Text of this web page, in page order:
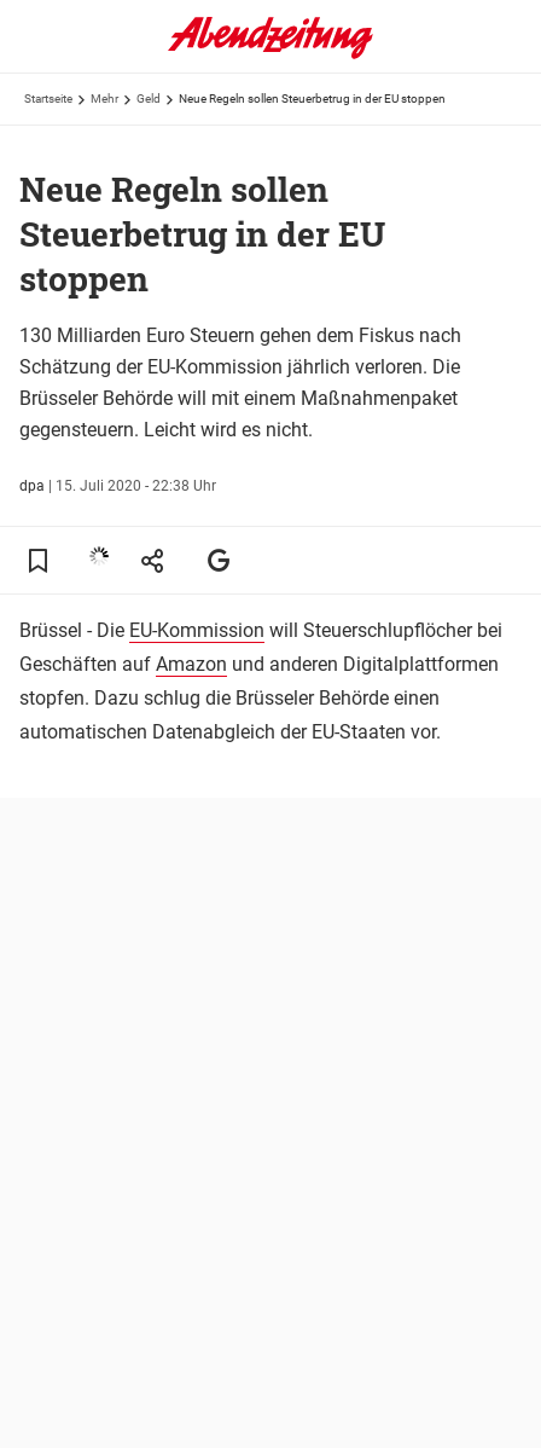
Startseite Mehr Geld Neue Regeln sollen Steuerbetrug in der EU stoppen
Neue Regeln sollen
Steuerbetrug in der EU
stoppen
130 Milliarden Euro Steuern gehen dem Fiskus nach
Schätzung der EU-Kommission jährlich verloren. Die
Brüsseler Behörde will mit einem Maßnahmenpaket
gegensteuern. Leicht wird es nicht.
dpa | 15. Juli 2020 - 22:38 Uhr
Brüssel - Die EU-Kommission will Steuerschlupflöcher bei
Geschäften auf Amazon und anderen Digitalplattformen
stopfen. Dazu schlug die Brüsseler Behörde einen
automatischen Datenabgleich der EU-Staaten vor.